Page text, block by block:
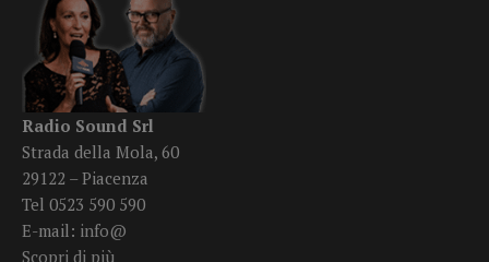
Radio Sound Srl
Strada della Mola, 60
29122 – Piacenza
Tel 0523 590 590
E-mail: info@
Scopri di più